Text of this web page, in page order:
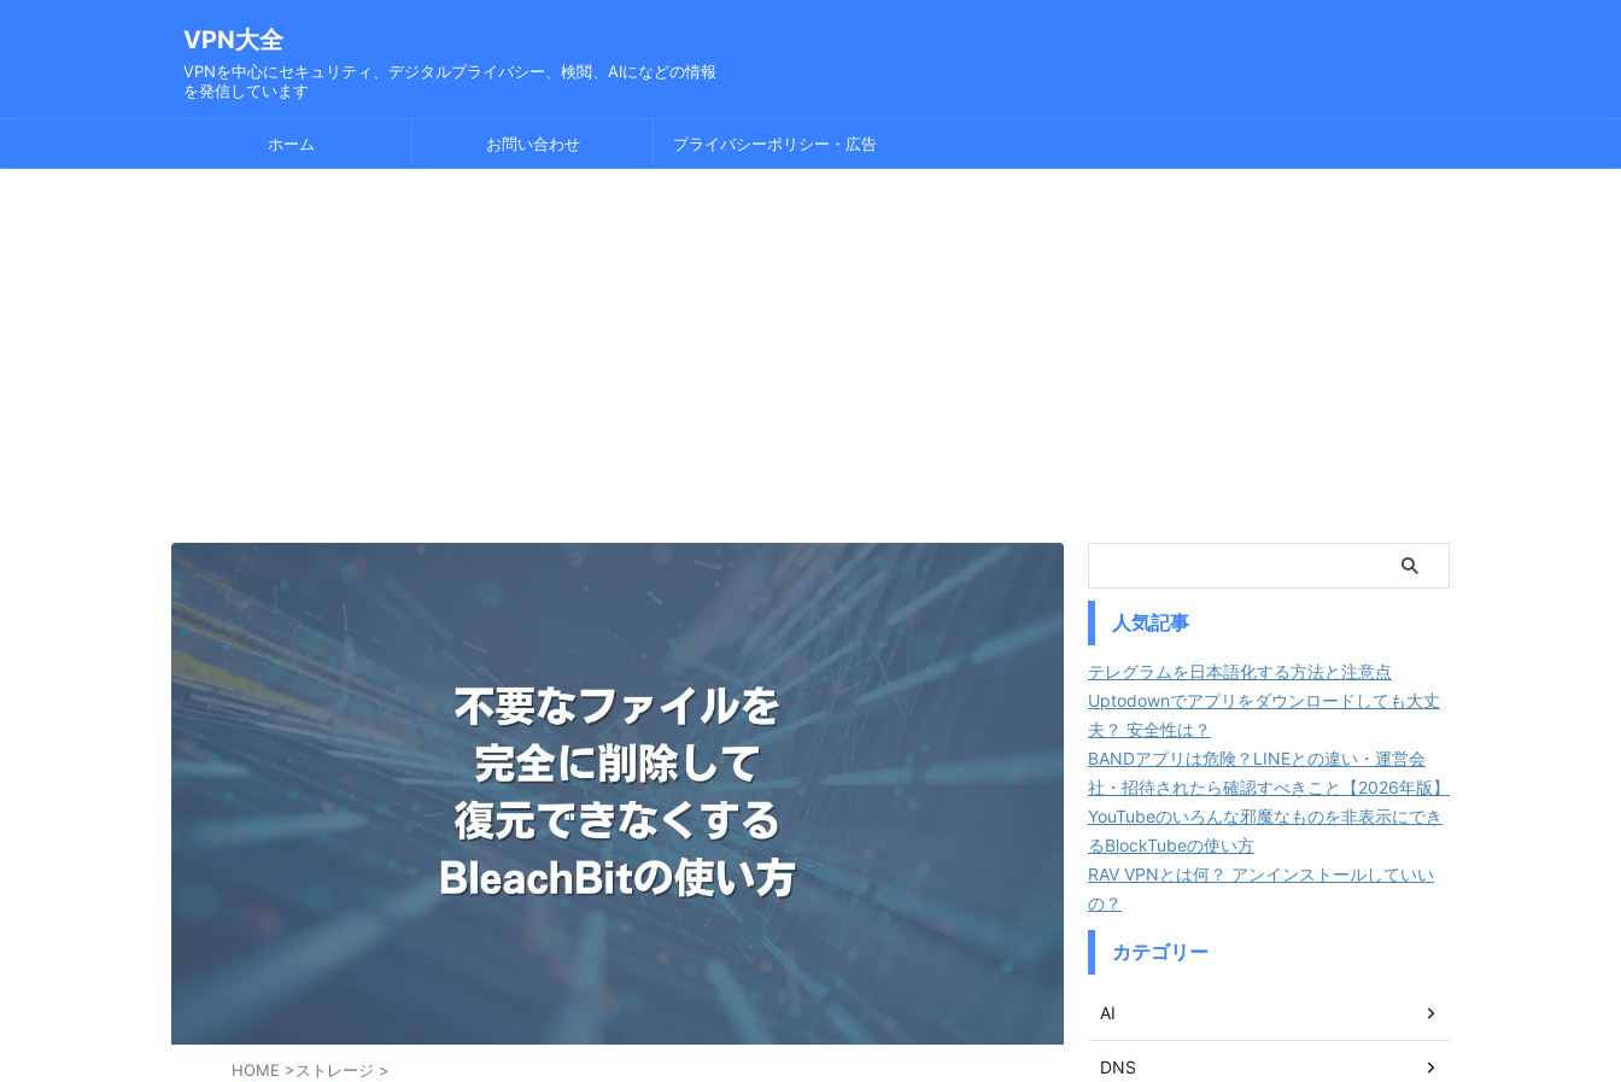
VPN大全
VPNを中心にセキュリティ、デジタルプライバシー、検閲、AIになどの情報
を発信しています
ホーム お問い合わせ プライバシーポリシー・広告
HOME >ストレージ >
人気記事
テレグラムを日本語化する方法と注意点
Uptodownでアプリをダウンロードしても大丈
夫？ 安全性は？
BANDアプリは危険？LINEとの違い・運営会
社・招待されたら確認すべきこと【2026年版】
YouTubeのいろんな邪魔なものを非表示にでき
るBlockTubeの使い方
RAV VPNとは何？ アンインストールしていい
の？
カテゴリー
AI
DNS